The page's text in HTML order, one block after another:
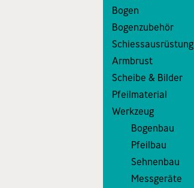
Bogen
Bogenzubehör
Schiessausrüstung
Armbrust
Scheibe & Bilder
Pfeilmaterial
Werkzeug
Bogenbau
Pfeilbau
Sehnenbau
Messgeräte